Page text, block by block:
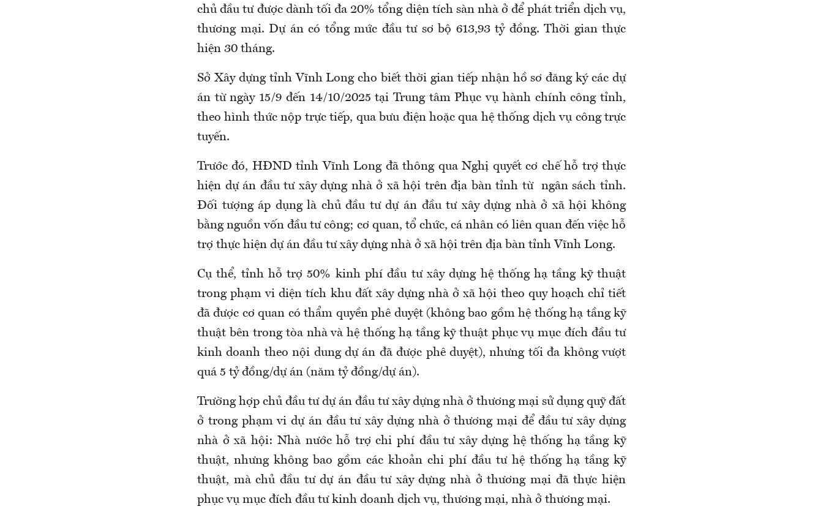
chủ đầu tư được dành tối đa 20% tổng diện tích sàn nhà ở để phát triển dịch vụ,
thương mại. Dự án có tổng mức đầu tư sơ bộ 613,93 tỷ đồng. Thời gian thực
hiện 30 tháng.
Sở Xây dựng tỉnh Vĩnh Long cho biết thời gian tiếp nhận hồ sơ đăng ký các dự
án từ ngày 15/9 đến 14/10/2025 tại Trung tâm Phục vụ hành chính công tỉnh,
theo hình thức nộp trực tiếp, qua bưu điện hoặc qua hệ thống dịch vụ công trực
tuyến.
Trước đó, HĐND tỉnh Vĩnh Long đã thông qua Nghị quyết cơ chế hỗ trợ thực
hiện dự án đầu tư xây dựng nhà ở xã hội trên địa bàn tỉnh từ ngân sách tỉnh.
Đối tượng áp dụng là chủ đầu tư dự án đầu tư xây dựng nhà ở xã hội không
bằng nguồn vốn đầu tư công; cơ quan, tổ chức, cá nhân có liên quan đến việc hỗ
trợ thực hiện dự án đầu tư xây dựng nhà ở xã hội trên địa bàn tỉnh Vĩnh Long.
Cụ thể, tỉnh hỗ trợ 50% kinh phí đầu tư xây dựng hệ thống hạ tầng kỹ thuật
trong phạm vi diện tích khu đất xây dựng nhà ở xã hội theo quy hoạch chỉ tiết
đã được cơ quan có thẩm quyền phê duyệt (không bao gồm hệ thống hạ tầng kỹ
thuật bên trong tòa nhà và hệ thống hạ tầng kỹ thuật phục vụ mục đích đầu tư
kinh doanh theo nội dung dự án đã được phê duyệt), nhưng tối đa không vượt
quá 5 tỷ đồng/dự án (năm tỷ đồng/dự án).
Trường hợp chủ đầu tư dự án đầu tư xây dựng nhà ở thương mại sử dụng quỹ đất
ở trong phạm vi dự án đầu tư xây dựng nhà ở thương mại để đầu tư xây dựng
nhà ở xã hội: Nhà nước hỗ trợ chi phí đầu tư xây dựng hệ thống hạ tầng kỹ
thuật, nhưng không bao gồm các khoản chi phí đầu tư hệ thống hạ tầng kỹ
thuật, mà chủ đầu tư dự án đầu tư xây dựng nhà ở thương mại đã thực hiện
phục vụ mục đích đầu tư kinh doanh dịch vụ, thương mại, nhà ở thương mại.